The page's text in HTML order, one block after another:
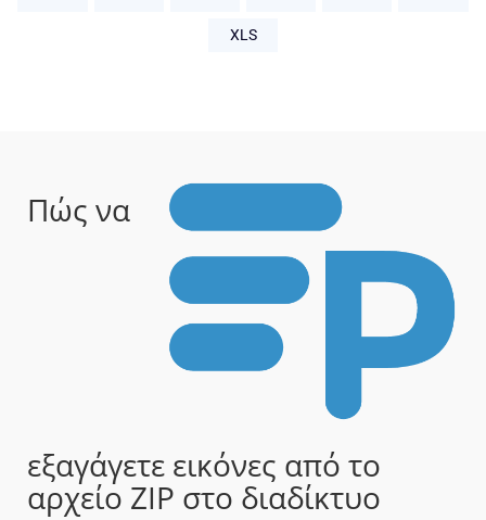
XLS
Πώς να
εξαγάγετε εικόνες από το
αρχείο ZIP στο διαδίκτυο